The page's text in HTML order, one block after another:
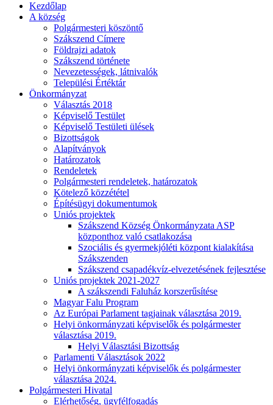
Kezdőlap
A község
Polgármesteri köszöntő
Szákszend Címere
Földrajzi adatok
Szákszend története
Nevezetességek, látnivalók
Települési Értéktár
Önkormányzat
Választás 2018
Képviselő Testület
Képviselő Testületi ülések
Bizottságok
Alapítványok
Határozatok
Rendeletek
Polgármesteri rendeletek, határozatok
Kötelező közzététel
Építésügyi dokumentumok
Uniós projektek
Szákszend Község Önkormányzata ASP
központhoz való csatlakozása
Szociális és gyermekjóléti központ kialakítása
Szákszenden
Szákszend csapadékvíz-elvezetésének fejlesztése
Uniós projektek 2021-2027
A szákszendi Faluház korszerűsítése
Magyar Falu Program
Az Európai Parlament tagjainak választása 2019.
Helyi önkormányzati képviselők és polgármester
választása 2019.
Helyi Választási Bizottság
Parlamenti Választások 2022
Helyi önkormányzati képviselők és polgármester
választása 2024.
Polgármesteri Hivatal
Elérhetőség, ügyfélfogadás